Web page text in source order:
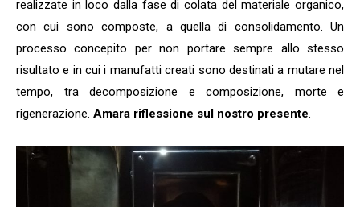
realizzate in loco dalla fase di colata del materiale organico,
con cui sono composte, a quella di consolidamento. Un
processo concepito per non portare sempre allo stesso
risultato e in cui i manufatti creati sono destinati a mutare nel
tempo, tra decomposizione e composizione, morte e
rigenerazione. Amara riflessione sul nostro presente.